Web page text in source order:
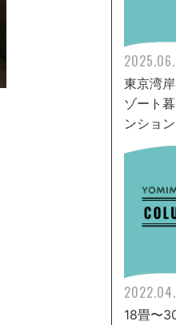
東京湾
ゾート
ンショ
18畳〜